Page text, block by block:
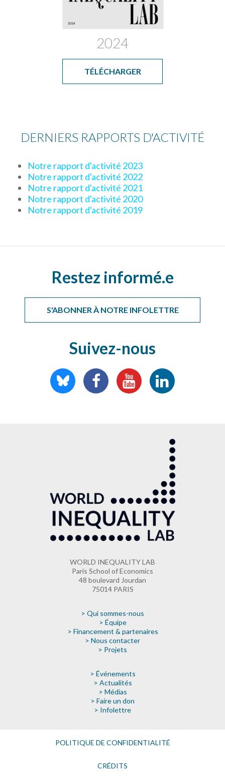
2024
TÉLÉCHARGER
DERNIERS RAPPORTS D'ACTIVITÉ
Notre rapport d'activité 2023
Notre rapport d'activité 2022
Notre rapport d'activité 2021
Notre rapport d'activité 2020
Notre rapport d'activité 2019
Restez informé.e
S'ABONNER À NOTRE INFOLETTRE
Suivez-nous
WORLD INEQUALITY LAB
Paris School of Economics
48 boulevard Jourdan
75014 PARIS
> Qui sommes-nous
> Équipe
> Financement & partenaires
> Nous contacter
> Projets
> Événements
> Actualités
> Médias
> Faire un don
> Infolettre
POLITIQUE DE CONFIDENTIALITÉ
CRÉDITS